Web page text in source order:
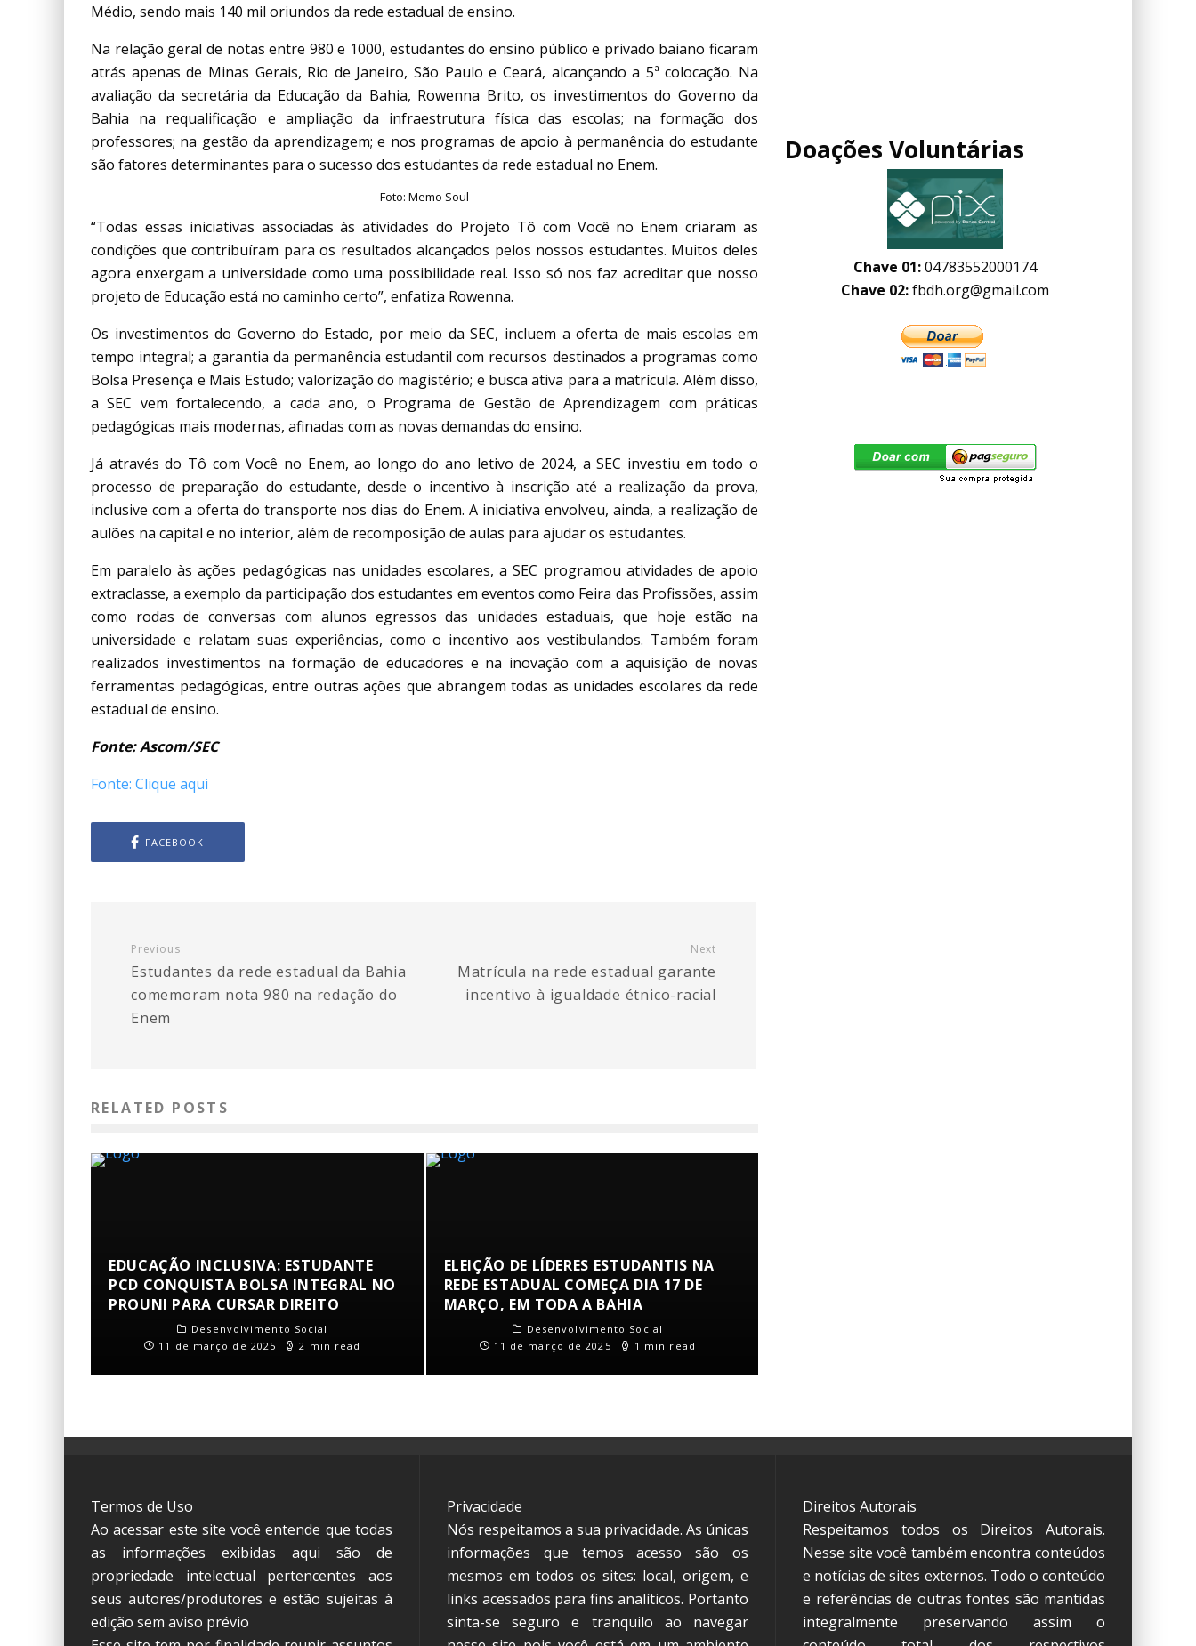
Médio, sendo mais 140 mil oriundos da rede estadual de ensino.
Na relação geral de notas entre 980 e 1000, estudantes do ensino público e privado baiano ficaram
atrás apenas de Minas Gerais, Rio de Janeiro, São Paulo e Ceará, alcançando a 5ª colocação. Na
avaliação da secretária da Educação da Bahia, Rowenna Brito, os investimentos do Governo da
Bahia na requalificação e ampliação da infraestrutura física das escolas; na formação dos
professores; na gestão da aprendizagem; e nos programas de apoio à permanência do estudante
são fatores determinantes para o sucesso dos estudantes da rede estadual no Enem.
Foto: Memo Soul
“Todas essas iniciativas associadas às atividades do Projeto Tô com Você no Enem criaram as
condições que contribuíram para os resultados alcançados pelos nossos estudantes. Muitos deles
agora enxergam a universidade como uma possibilidade real. Isso só nos faz acreditar que nosso
projeto de Educação está no caminho certo”, enfatiza Rowenna.
Os investimentos do Governo do Estado, por meio da SEC, incluem a oferta de mais escolas em
tempo integral; a garantia da permanência estudantil com recursos destinados a programas como
Bolsa Presença e Mais Estudo; valorização do magistério; e busca ativa para a matrícula. Além disso,
a SEC vem fortalecendo, a cada ano, o Programa de Gestão de Aprendizagem com práticas
pedagógicas mais modernas, afinadas com as novas demandas do ensino.
Já através do Tô com Você no Enem, ao longo do ano letivo de 2024, a SEC investiu em todo o
processo de preparação do estudante, desde o incentivo à inscrição até a realização da prova,
inclusive com a oferta do transporte nos dias do Enem. A iniciativa envolveu, ainda, a realização de
aulões na capital e no interior, além de recomposição de aulas para ajudar os estudantes.
Em paralelo às ações pedagógicas nas unidades escolares, a SEC programou atividades de apoio
extraclasse, a exemplo da participação dos estudantes em eventos como Feira das Profissões, assim
como rodas de conversas com alunos egressos das unidades estaduais, que hoje estão na
universidade e relatam suas experiências, como o incentivo aos vestibulandos. Também foram
realizados investimentos na formação de educadores e na inovação com a aquisição de novas
ferramentas pedagógicas, entre outras ações que abrangem todas as unidades escolares da rede
estadual de ensino.
Fonte: Ascom/SEC
Fonte: Clique aqui
FACEBOOK
Previous
Estudantes da rede estadual da Bahia
comemoram nota 980 na redação do
Enem
Next
Matrícula na rede estadual garante
incentivo à igualdade étnico-racial
RELATED POSTS
EDUCAÇÃO INCLUSIVA: ESTUDANTE
PCD CONQUISTA BOLSA INTEGRAL NO
PROUNI PARA CURSAR DIREITO
Desenvolvimento Social
11 de março de 2025
2 min read
ELEIÇÃO DE LÍDERES ESTUDANTIS NA
REDE ESTADUAL COMEÇA DIA 17 DE
MARÇO, EM TODA A BAHIA
Desenvolvimento Social
11 de março de 2025
1 min read
Doações Voluntárias
Chave 01:04783552000174
Chave 02:fbdh.org@gmail.com
Termos de Uso
Ao acessar este site você entende que todas
as informações exibidas aqui são de
propriedade intelectual pertencentes aos
seus autores/produtores e estão sujeitas à
edição sem aviso prévio
Privacidade
Nós respeitamos a sua privacidade. As únicas
informações que temos acesso são os
mesmos em todos os sites: local, origem, e
links acessados para fins analíticos. Portanto
sinta-se seguro e tranquilo ao navegar
Direitos Autorais
Respeitamos todos os Direitos Autorais.
Nesse site você também encontra conteúdos
e notícias de sites externos. Todo o conteúdo
e referências de outras fontes são mantidas
integralmente preservando assim o